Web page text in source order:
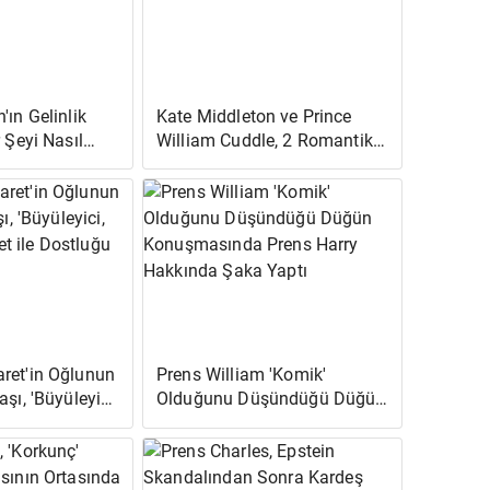
Gelinlik
Nasıl
Üzerine
Kate Middleton ve Prince
William Cuddle, 2 Romantik
Yeni Fotoğrafta 10. Yılını
Kutlayacak
Oğlunun
'Büyüleyici,
ile
Prens William 'Komik'
Olduğunu Düşündüğü Düğün
Konuşmasında Prens Harry
Hakkında Şaka Yaptı